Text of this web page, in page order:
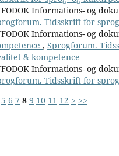
Informations- og
Tidsskrift for
Informations- og
, Sprogforum.
& kompetence
Informations- og
Tidsskrift for
5 6 7 8 9 10 11 12 > >>